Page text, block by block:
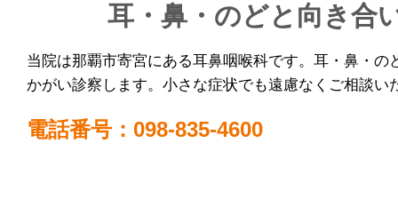
耳・鼻・のどと向き合
当院は那覇市寄宮にある耳鼻咽喉科です。耳・鼻・
かがい診察します。小さな症状でも遠慮なくご相談
電話番号：098-835-4600